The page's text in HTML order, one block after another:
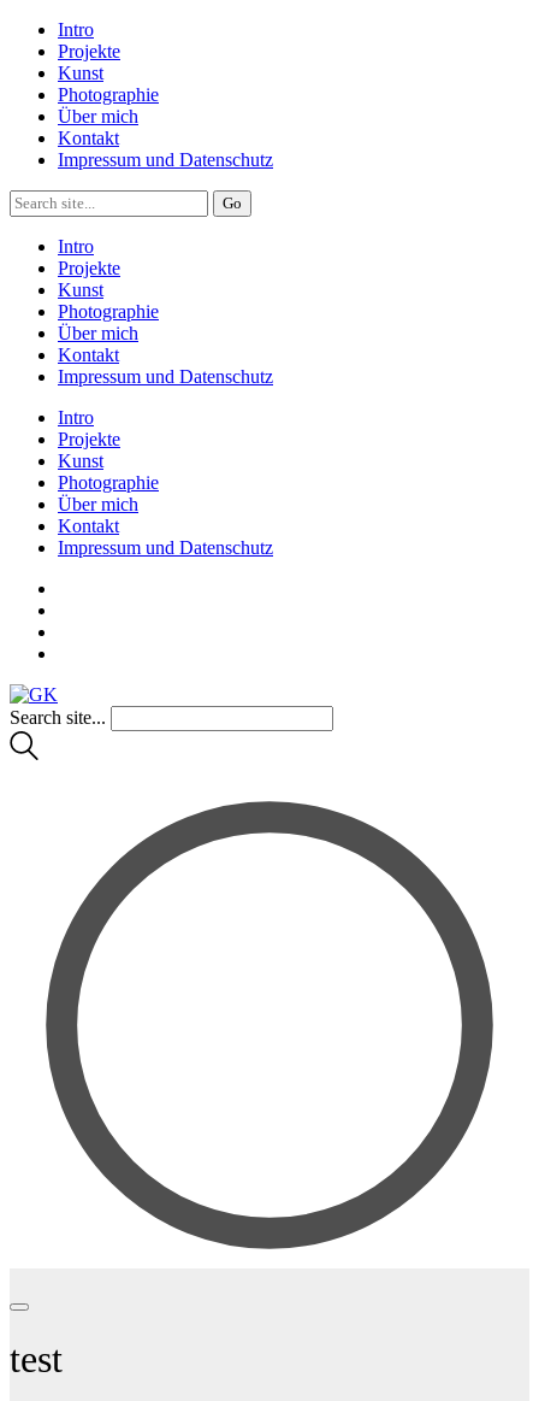
Intro
Projekte
Kunst
Photographie
Über mich
Kontakt
Impressum und Datenschutz
Intro
Projekte
Kunst
Photographie
Über mich
Kontakt
Impressum und Datenschutz
Intro
Projekte
Kunst
Photographie
Über mich
Kontakt
Impressum und Datenschutz
Search site...
test